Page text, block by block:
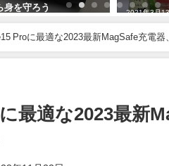
身を守ろう
2021年3月
Proに最適な2023最新MagSafe充電
最適な2023最新